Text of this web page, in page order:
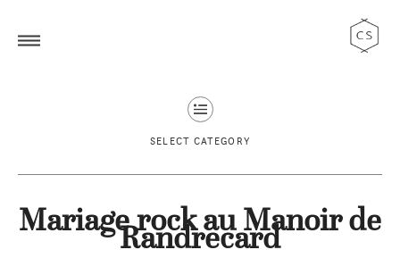
SELECT CATEGORY
Mariage rock au Manoir de
Randrecard